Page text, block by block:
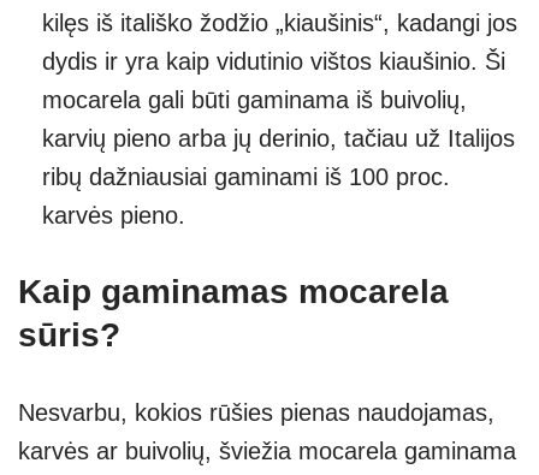
kilęs iš itališko žodžio „kiaušinis“, kadangi jos
dydis ir yra kaip vidutinio vištos kiaušinio. Ši
mocarela gali būti gaminama iš buivolių,
karvių pieno arba jų derinio, tačiau už Italijos
ribų dažniausiai gaminami iš 100 proc.
karvės pieno.
Kaip gaminamas mocarela
sūris?
Nesvarbu, kokios rūšies pienas naudojamas,
karvės ar buivolių, šviežia mocarela gaminama